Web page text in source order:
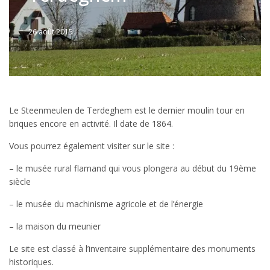
Written
by
JFLANDRIN
26 août 2015
Le Steenmeulen de Terdeghem est le dernier moulin tour en
briques encore en activité. Il date de 1864.
Vous pourrez également visiter sur le site :
– le musée rural flamand qui vous plongera au début du 19ème
siècle
– le musée du machinisme agricole et de l’énergie
– la maison du meunier
Le site est classé à l’inventaire supplémentaire des monuments
historiques.